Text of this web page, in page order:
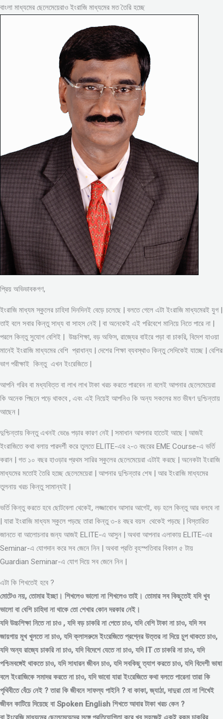
বাংলা মাধ্যমের ছেলেমেয়েরাও ইংরাজি মাধ্যমের মত তৈরি হচ্ছে
প্রিয় অভিভাবকগণ,
ইংরাজি মাধ্যম স্কুলের চাহিদা দিনদিনই বেড়ে চলেছে | বলতে গেলে এটা ইংরাজি মাধ্যমেরই যুগ |
তাই বলে সবার কিন্তু সাধ্য বা সাহস নেই | বা অনেকেই এই পরিবেশে মানিয়ে নিতে পারে না |
পরলে কিন্তু সুযোগ বেশিই | উচ্চশিক্ষা, বড় অফিস, রাজ্যের বাইরে পড়া বা চাকরি, বিদেশ যাওয়া
মানেই ইংরাজি মাধ্যমের বেশি প্রাধান্য | দেশের শিক্ষা ব্যবস্থাও কিন্তু সেদিকেই যাচ্ছে | বেশির
ভাগ পরীক্ষাই কিন্তু এখন ইংরেজিতে |
আপনি গরিব বা মধ্যবিত্ত বা লাখ লাখ টাকা খরচ করতে পারবেন না বলেই আপনার ছেলেমেয়েরা
কি অনেক পিছনে পড়ে থাকবে , এবং এই নিয়েই আপনিও কি অন্য সকলের মত ভীষণ দুশ্চিন্তায়
আছেন |
দুশ্চিন্তায় কিন্তু এখনই ভেঙে পড়ার কারণ নেই | সমাধান আপনার হাতেই আছে | আজই
ইংরাজিতে কথা বলায় পারদর্শী করে তুলতে ELITE-এর ২-৩ বছরের EME Course-এ ভর্তি
করান | গত ১০ বছর হাওড়ার প্রথম সারির স্কুলের ছেলেমেয়েরা এটাই করছে | অনেকটা ইংরাজি
মাধ্যমের মতোই তৈরি হচ্ছে ছেলেমেয়েরা | আপনার দুশ্চিন্তার শেষ | আর ইংরাজি মাধ্যমের
তুলনায় খরচ কিন্তু সামান্যই |
ভর্তি কিন্তু করতে হবে ছোটবেলা থেকেই, লজ্জাবোধ আসার আগেই, বড় হলে কিন্তু আর বলবে না
| যারা ইংরাজি মাধ্যম স্কুলে পড়ছে তারা কিন্তু ৩-৪ বছর বয়স থেকেই পড়ছে | বিস্তারিত
জানতে বা আলোচনার জন্য আজই ELITE-এ আসুন | অথবা আপনার এলাকায় ELITE-এর
Seminar-এ যোগদান করে সব জেনে নিন | অথবা প্রতি বৃহস্পতিবার বিকাল ৫ টায়
Guardian Seminar-এ যোগ দিয়ে সব জেনে নিন |
এটা কি শিখতেই হবে ?
মোটেও নয়, তোমার ইচ্ছা। শিখলেও ভালো না শিখলেও তাই। তোমার সব কিছুতেই যদি খুব
ভালো বা বেশি চাহিদা না থাকে তো শেখার কোন দরকার নেই।
যদি উচ্চশিক্ষা নিতে না চাও , যদি বড় চাকরি না পেতে চাও, যদি বেশি টাকা না চাও, যদি সব
জায়গায় মুখ খুলতে না চাও, যদি ক্লাসরুমে ইংরেজিতে প্রশ্নের উত্তর না দিয়ে চুপ থাকতে চাও,
যদি অন্য রাজ্যে চাকরি না চাও, যদি বিদেশে যেতে না চাও, যদি IT তে চাকরি না চাও, যদি
পশ্চিমবঙ্গেই থাকতে চাও, যদি সাধারন জীবন চাও, যদি সবকিছু ত্যাগ করতে চাও, যদি বিদেশী ভাষা
বলে ইংরাজিকে সমাদর করতে না চাও, যদি ভাবো যারা ইংরেজিতে কথা বলতে পারেনা তারা কি
পৃথিবীতে বেঁচে নেই ? তারা কি জীবনে সাফল্য পাইনি ? বা কাকা, জ্যাঠা, দাদুরা তো না শিখেই
জীবন কাটিয়ে দিয়েছে বা Spoken English শিখতে আবার টাকা খরচ কেন ?